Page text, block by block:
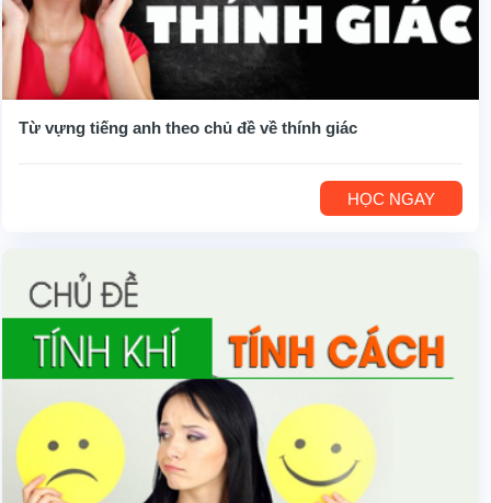
Từ vựng tiếng anh theo chủ đề về thính giác
HỌC NGAY